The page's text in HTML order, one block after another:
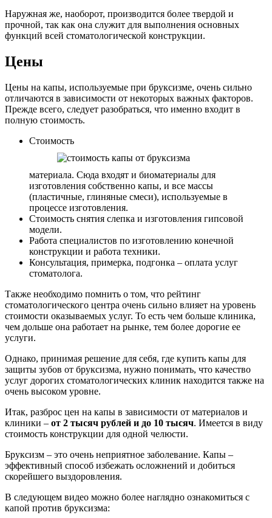
Наружная же, наоборот, производится более твердой и
прочной, так как она служит для выполнения основных
функций всей стоматологической конструкции.
Цены
Цены на капы, используемые при бруксизме, очень сильно
отличаются в зависимости от некоторых важных факторов.
Прежде всего, следует разобраться, что именно входит в
полную стоимость.
Стоимость
материала. Сюда входят и биоматериалы для
изготовления собственно капы, и все массы
(пластичные, глиняные смеси), используемые в
процессе изготовления.
Стоимость снятия слепка и изготовления гипсовой
модели.
Работа специалистов по изготовлению конечной
конструкции и работа техники.
Консультация, примерка, подгонка – оплата услуг
стоматолога.
Также необходимо помнить о том, что рейтинг
стоматологического центра очень сильно влияет на уровень
стоимости оказываемых услуг. То есть чем больше клиника,
чем дольше она работает на рынке, тем более дорогие ее
услуги.
Однако, принимая решение для себя, где купить капы для
защиты зубов от бруксизма, нужно понимать, что качество
услуг дорогих стоматологических клиник находится также на
очень высоком уровне.
Итак, разброс цен на капы в зависимости от материалов и
клиники – от 2 тысяч рублей и до 10 тысяч. Имеется в виду
стоимость конструкции для одной челюсти.
Бруксизм – это очень неприятное заболевание. Капы –
эффективный способ избежать осложнений и добиться
скорейшего выздоровления.
В следующем видео можно более наглядно ознакомиться с
капой против бруксизма: